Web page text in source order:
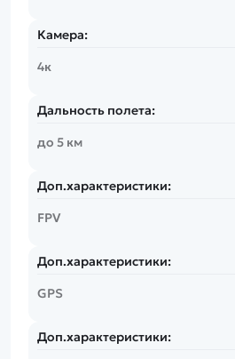
Камера:
4к
Дальность полета:
до 5 км
Доп.характеристики:
FPV
Доп.характеристики:
GPS
Доп.характеристики: